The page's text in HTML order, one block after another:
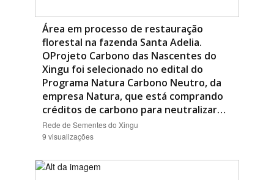
Área em processo de restauração
florestal na fazenda Santa Adelia.
OProjeto Carbono das Nascentes do
Xingu foi selecionado no edital do
Programa Natura Carbono Neutro, da
empresa Natura, que está comprando
créditos de carbono para neutralizar…
Rede de Sementes do Xingu
9 visualizações